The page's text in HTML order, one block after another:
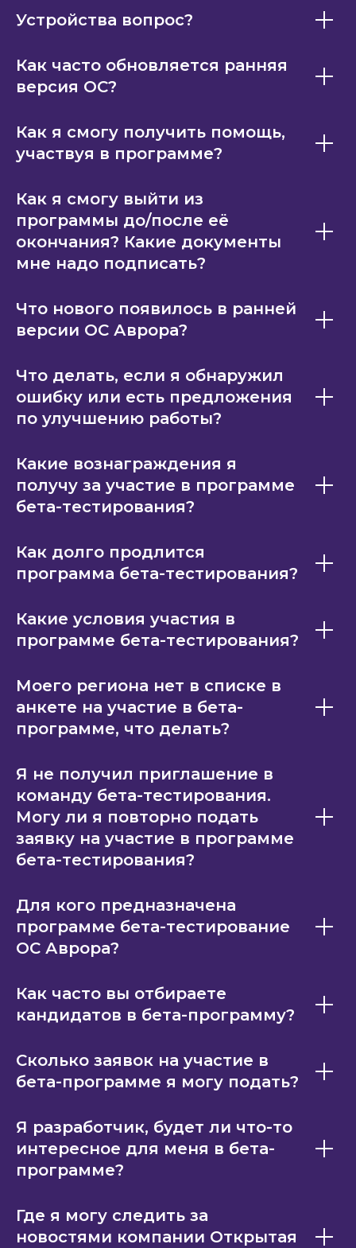
Устройства вопрос?
Как часто обновляется ранняя
версия ОС?
Как я смогу получить помощь,
участвуя в программе?
Как я смогу выйти из
программы до/после её
окончания? Какие документы
мне надо подписать?
Что нового появилось в ранней
версии ОС Аврора?
Что делать, если я обнаружил
ошибку или есть предложения
по улучшению работы?
Какие вознаграждения я
получу за участие в программе
бета-тестирования?
Как долго продлится
программа бета-тестирования?
Какие условия участия в
программе бета-тестирования?
Моего региона нет в списке в
анкете на участие в бета-
программе, что делать?
Я не получил приглашение в
команду бета-тестирования.
Могу ли я повторно подать
заявку на участие в программе
бета-тестирования?
Для кого предназначена
программе бета-тестирование
ОС Аврора?
Как часто вы отбираете
кандидатов в бета-программу?
Сколько заявок на участие в
бета-программе я могу подать?
Я разработчик, будет ли что-то
интересное для меня в бета-
программе?
Где я могу следить за
новостями компании Открытая